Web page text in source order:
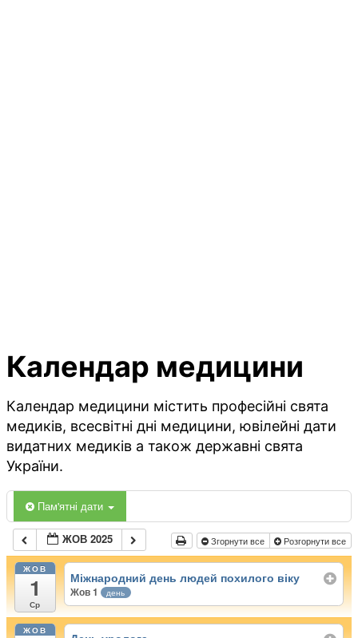
Календар медицини
Календар медицини містить професійні свята
медиків, всесвітні дні медицини, ювілейні дати
видатних медиків а також державні свята
України.
Пам'ятні дати
ЖОВ 2025 Згорнути все Розгорнути все
ЖОВ
1
Ср
Міжнародний день людей похилого віку
Жов 1 день
ЖОВ